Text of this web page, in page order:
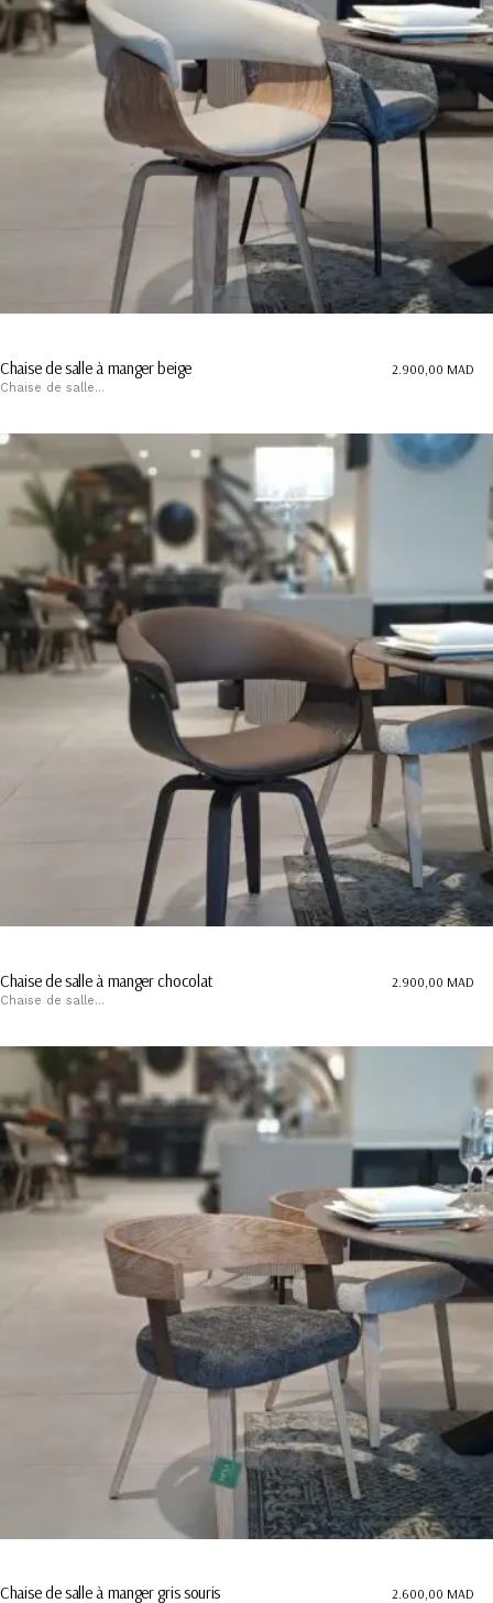
Chaise de salle à manger beige
Chaise de salle...
2.900,00 MAD
Chaise de salle à manger chocolat
Chaise de salle...
2.900,00 MAD
Chaise de salle à manger gris souris 2.600,00 MAD